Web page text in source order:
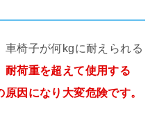
車椅子が何kgに耐えられる
耐荷重を超えて使用する
因になり大変危険です。